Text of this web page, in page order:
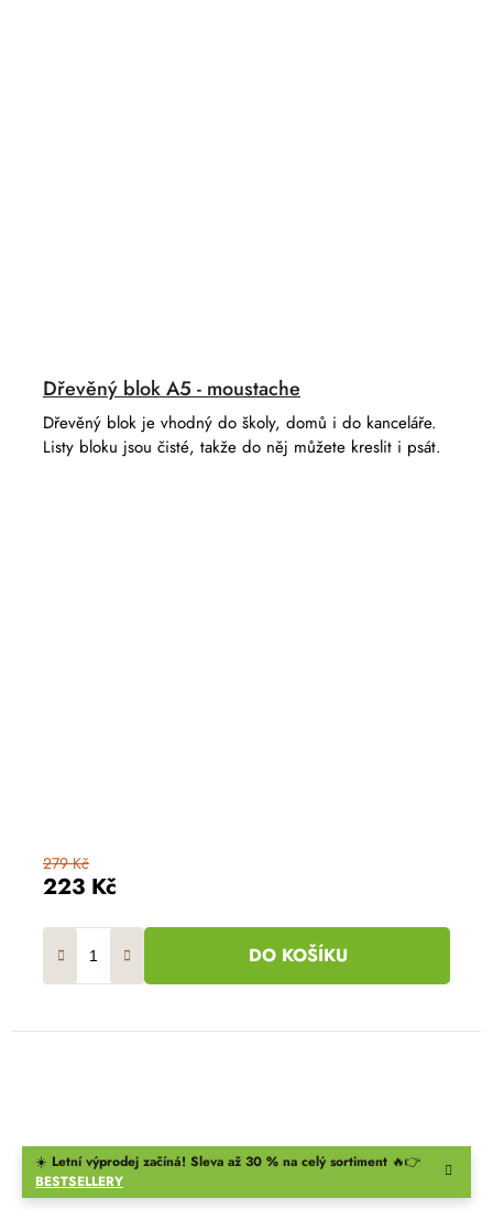
☀️ Letní výprodej začíná! Sleva až 30 % na celý sortiment 🔥👉
BESTSELLERY
Dřevěný blok A5 - moustache
223 Kč
279 Kč
DO KOŠÍKU
Dřevěný blok je vhodný do školy, domů i do kanceláře.
Listy bloku jsou čisté, takže do něj můžete kreslit i psát.